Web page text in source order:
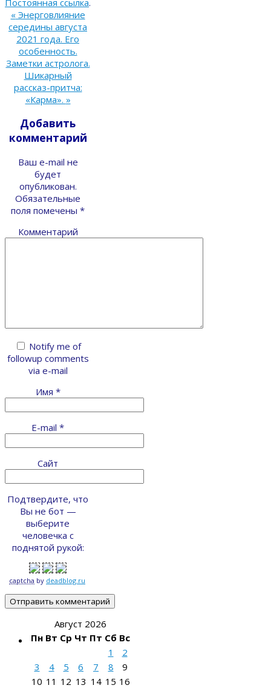
«Энерговлияние
середины августа
2021 года. Его
особенность.
Заметки астролога.
Шикарный
рассказ-притча:
«Карма». »
Добавить
комментарий
Ваш e-mail не
будет
опубликован.
Обязательные
поля помечены *
Комментарий
Notify me of
followup comments
via e-mail
Имя *
E-mail *
Сайт
Подтвердите, что
Вы не бот —
выберите
человечка с
поднятой рукой:
captcha by deadblog.ru
Август 2026
Пн Вт Ср Чт Пт Сб Вс
1
2
3
4 5 6 7 8
9
10 11 12 13 14 15 16